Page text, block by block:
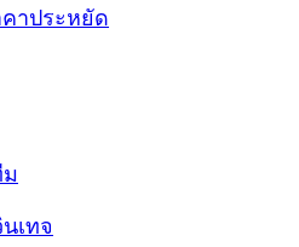
าประหยัด
เทจ